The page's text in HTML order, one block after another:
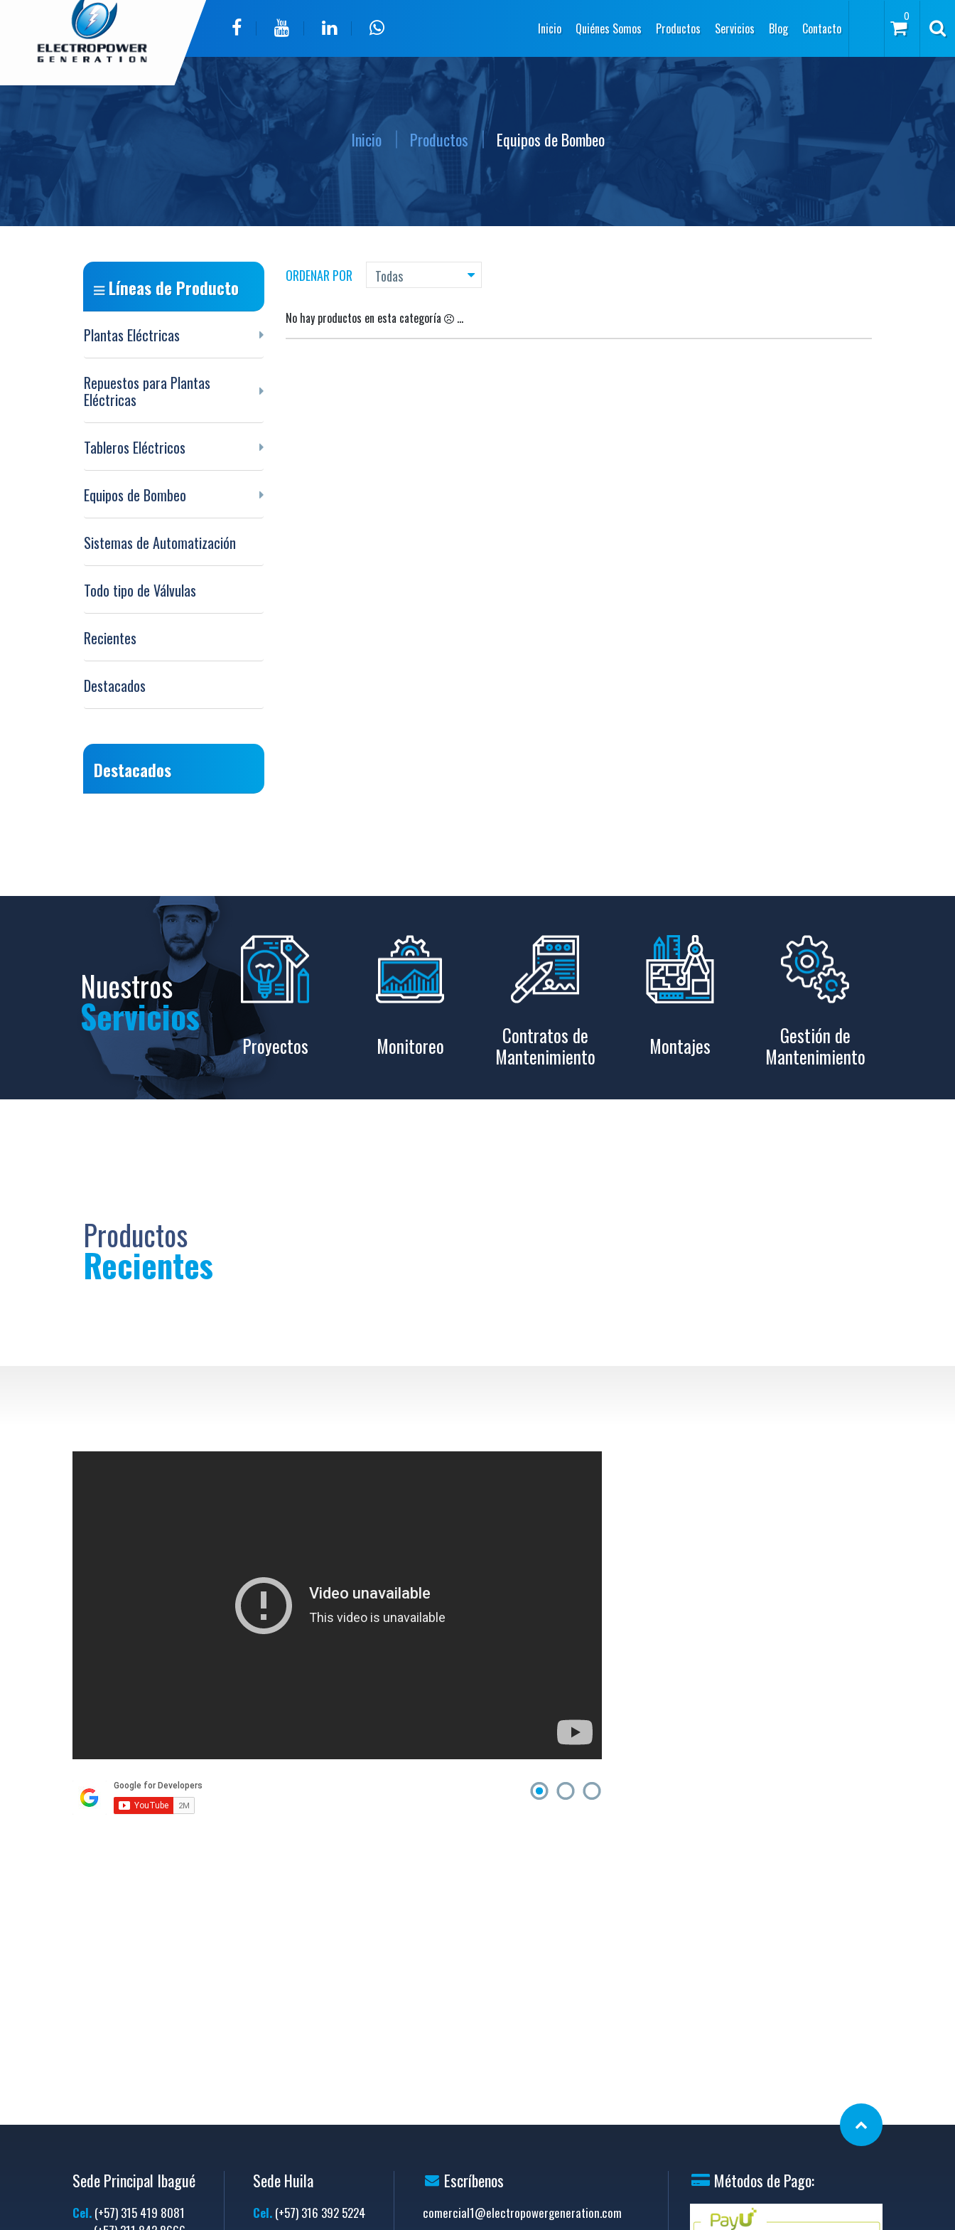
Inicio Quiénes Somos Productos Servicios Blog Contacto
0
Inicio Productos Equipos de Bombeo
Líneas de Producto
Plantas Eléctricas
Repuestos para Plantas
Eléctricas
Tableros Eléctricos
Equipos de Bombeo
Sistemas de Automatización
Todo tipo de Válvulas
Recientes
Destacados
Destacados
ORDENAR POR
No hay productos en esta categoría ...
Nuestros
Servicios
Proyectos Monitoreo
Contratos de
Mantenimiento
Montajes
Gestión de
Mantenimiento
Productos
Recientes
Sede Principal Ibagué
Cel. (+57) 315 419 8081
Sede Huila
Cel. (+57) 316 392 5224
Escríbenos
comercial1@electropowergeneration.com
Métodos de Pago: